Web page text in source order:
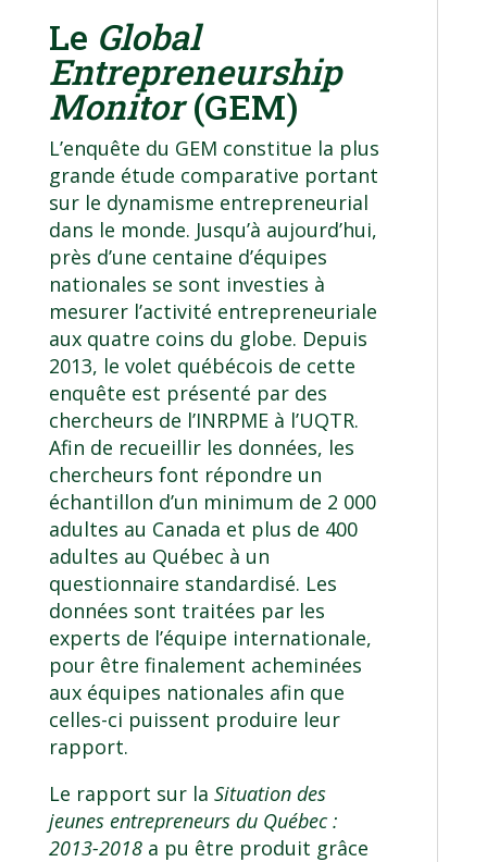
Le Global
Entrepreneurship
Monitor(GEM)
L’enquête du GEM constitue la plus
grande étude comparative portant
sur le dynamisme entrepreneurial
dans le monde. Jusqu’à aujourd’hui,
près d’une centaine d’équipes
nationales se sont investies à
mesurer l’activité entrepreneuriale
aux quatre coins du globe. Depuis
2013, le volet québécois de cette
enquête est présenté par des
chercheurs de l’INRPME à l’UQTR.
Afin de recueillir les données, les
chercheurs font répondre un
échantillon d’un minimum de 2 000
adultes au Canada et plus de 400
adultes au Québec à un
questionnaire standardisé. Les
données sont traitées par les
experts de l’équipe internationale,
pour être finalement acheminées
aux équipes nationales afin que
celles-ci puissent produire leur
rapport.
Le rapport sur la Situation des
jeunes entrepreneurs du Québec :
2013-2018a pu être produit grâce